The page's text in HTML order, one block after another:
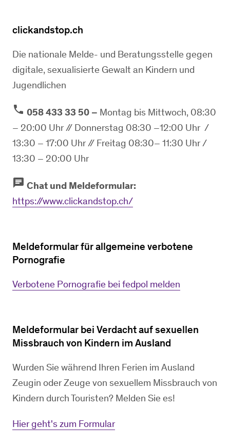
clickandstop.ch
Die nationale Melde- und Beratungsstelle gegen
digitale, sexualisierte Gewalt an Kindern und
Jugendlichen
phone ​ ​058 433 33 50 – Montag bis Mittwoch, 08:30
– 20:00 Uhr // Donnerstag 08:30 –12:00 Uhr /
13:30 – 17:00 Uhr // Freitag 08:30– 11:30 Uhr /
13:30 – 20:00 Uhr
chat ​​ Chat und Meldeformular:
https://www.clickandstop.ch/
Meldeformular für allgemeine verbotene
Pornografie
Verbotene Pornografie bei fedpol melden
Meldeformular bei Verdacht auf sexuellen
Missbrauch von Kindern im Ausland
Wurden Sie während Ihren Ferien im Ausland
Zeugin oder Zeuge von sexuellem Missbrauch von
Kindern durch Touristen? Melden Sie es!
Hier geht's zum Formular